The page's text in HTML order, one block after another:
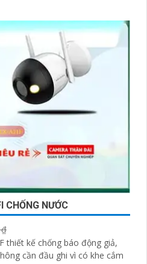
CHỐNG NƯỚC
thiết kế chống báo động giả,